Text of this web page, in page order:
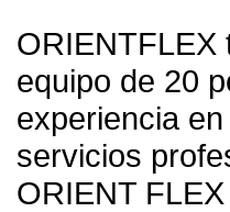
ORIENTFLEX
equipo de 20
experiencia
servicios
ORIENT